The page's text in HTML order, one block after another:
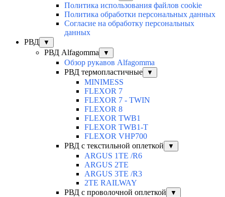
Политика использования файлов cookie
Политика обработки персональных данных
Согласие на обработку персональных
данных
РВД
▼
РВД Alfagomma ▼
Обзор рукавов Alfagomma
РВД термопластичные
▼
MINIMESS
FLEXOR 7
FLEXOR 7 - TWIN
FLEXOR 8
FLEXOR TWB1
FLEXOR TWB1-T
FLEXOR VHP700
РВД с текстильной оплеткой
▼
ARGUS 1TE /R6
ARGUS 2TЕ
ARGUS 3TE /R3
2TE RAILWAY
РВД с проволочной оплеткой
▼